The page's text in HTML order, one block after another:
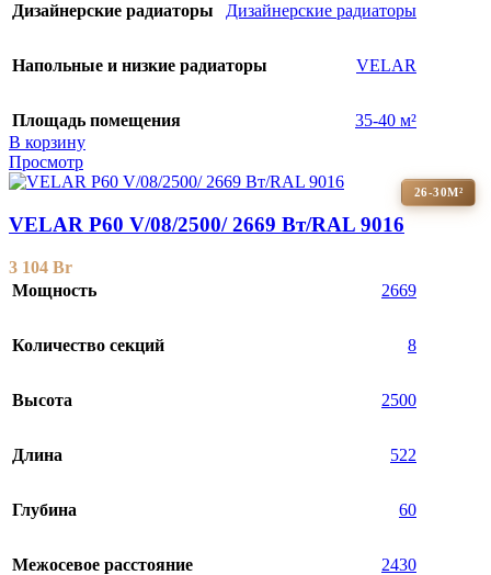
Дизайнерские радиаторы Дизайнерские радиаторы
Напольные и низкие радиаторы VELAR
Площадь помещения
35-40 м²
В корзину
Просмотр
26-30М²
VELAR P60 V/08/2500/ 2669 Bт/RAL 9016
3 104 Br
Мощность
2669
Количество секций 8
Высота 2500
Длина 522
Глубина 60
Межосевое расстояние 2430